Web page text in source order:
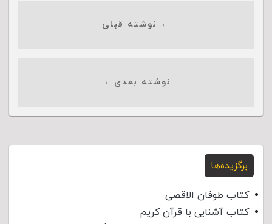
← نوشته قبلی
نوشته بعدی →
برگزیده‌ها
کتاب طوفان الاقصی
کتاب آشنایی با قرآن کریم